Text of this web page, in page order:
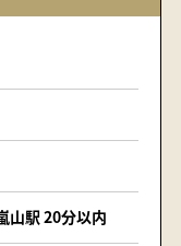
山駅 20分以内